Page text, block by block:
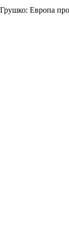
Грушко: Европа